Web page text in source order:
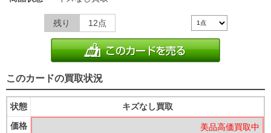
残り 12点
このカードの買取状況
状態
価格
キズなし買取
美品高価買取中